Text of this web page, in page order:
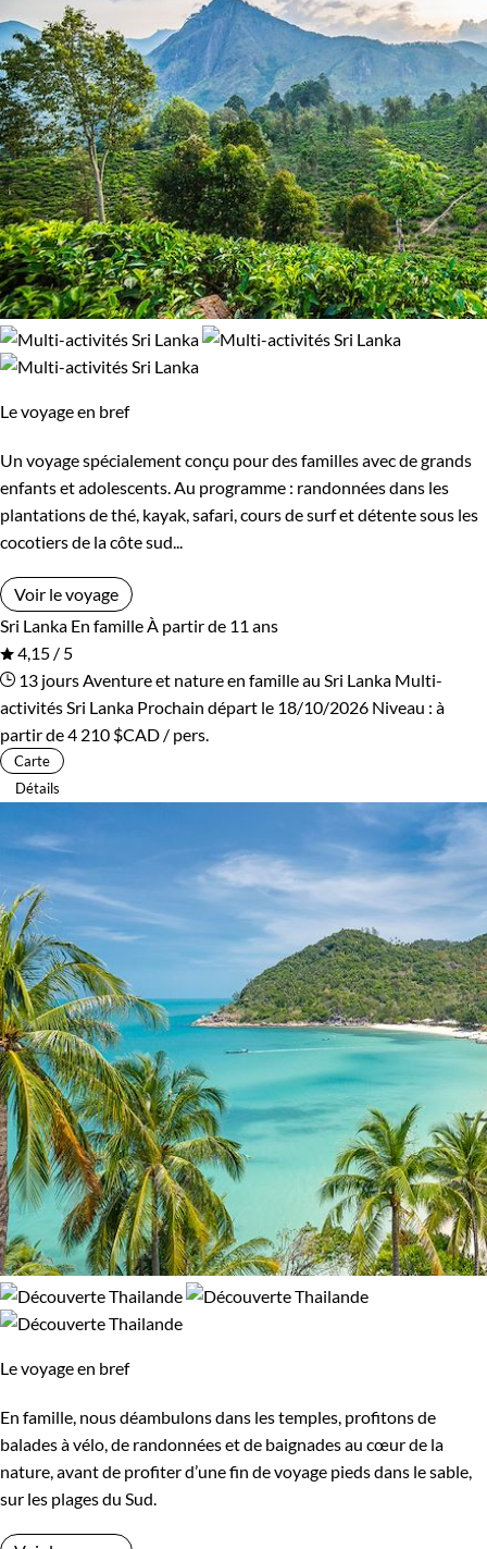
Le voyage en bref
Un voyage spécialement conçu pour des familles avec de grands
enfants et adolescents. Au programme : randonnées dans les
plantations de thé, kayak, safari, cours de surf et détente sous les
cocotiers de la côte sud...
Voir le voyage
Sri Lanka En famille À partir de 11 ans
4,15 / 5
13 jours Aventure et nature en famille au Sri Lanka Multi-
activités Sri Lanka Prochain départ le 18/10/2026 Niveau : à
partir de4 210 $CAD / pers.
Carte
Détails
Le voyage en bref
En famille, nous déambulons dans les temples, profitons de
balades à vélo, de randonnées et de baignades au cœur de la
nature, avant de profiter d’une fin de voyage pieds dans le sable,
sur les plages du Sud.